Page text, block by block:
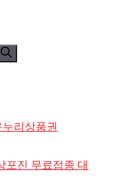
리상품권
포진 무료접종 대